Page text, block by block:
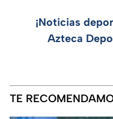
¡Noticias
Azteca
TE